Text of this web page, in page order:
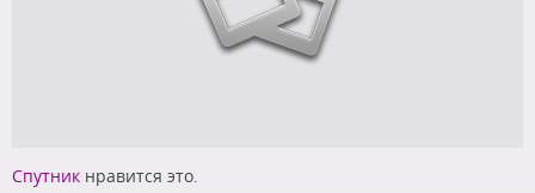
Спутник нравится это.